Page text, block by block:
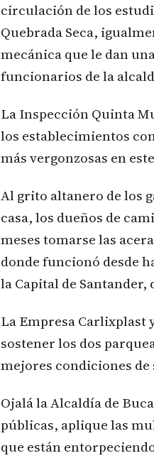
circulación de los
Quebrada Seca,
mecánica que le dan
funcionarios de la
La Inspección Quinta
los establecimientos
más vergonzosas en
Al grito altanero de los
casa, los dueños de
meses tomarse las
donde funcionó desde
la Capital de Santander,
La Empresa Carlixplast
sostener los dos
mejores condiciones
Ojalá la Alcaldía de
públicas, aplique las
que están